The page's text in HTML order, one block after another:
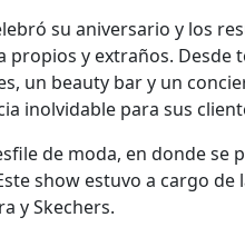
su aniversario y los
y extraños. Desde
un beauty bar y un
inolvidable para sus
de moda, en donde se
show estuvo a cargo
y Skechers.